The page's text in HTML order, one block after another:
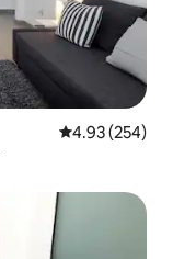
औसत रेटिंग 5 में से
4.93 (254)